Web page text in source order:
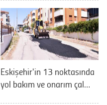
Eskişehir'in 13 noktasında
yol bakım ve onarım çal…